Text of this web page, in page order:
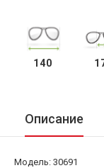
140
Описание
Модель: 30691